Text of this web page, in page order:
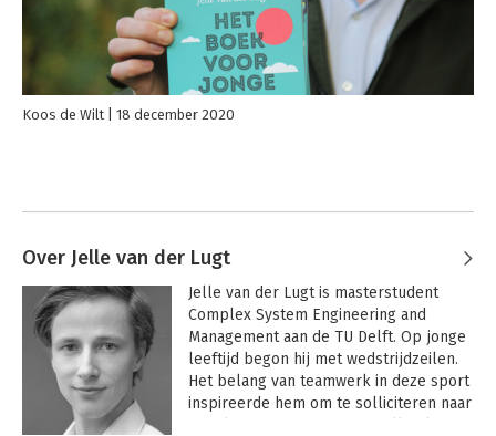
Koos de Wilt 18 december 2020
Over Jelle van der Lugt
Jelle van der Lugt is masterstudent
Complex System Engineering and
Management aan de TU Delft. Op jonge
leeftijd begon hij met wedstrijdzeilen.
Het belang van teamwerk in deze sport
inspireerde hem om te solliciteren naar